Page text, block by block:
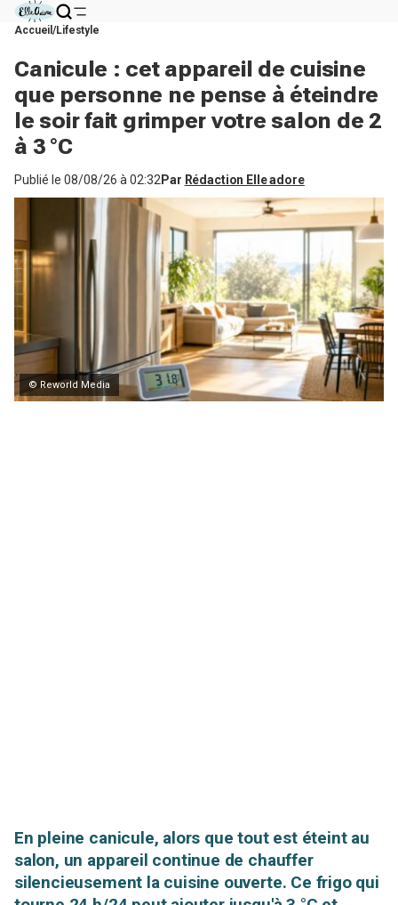
Accueil Lifestyle
Canicule : cet appareil de cuisine
que personne ne pense à éteindre
le soir fait grimper votre salon de 2
à 3 °C
Publié le 08/08/26 à 02:32 Par Rédaction Elle adore
© Reworld Media
En pleine canicule, alors que tout est éteint au
salon, un appareil continue de chauffer
silencieusement la cuisine ouverte. Ce frigo qui